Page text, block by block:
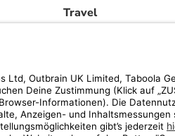
Travel